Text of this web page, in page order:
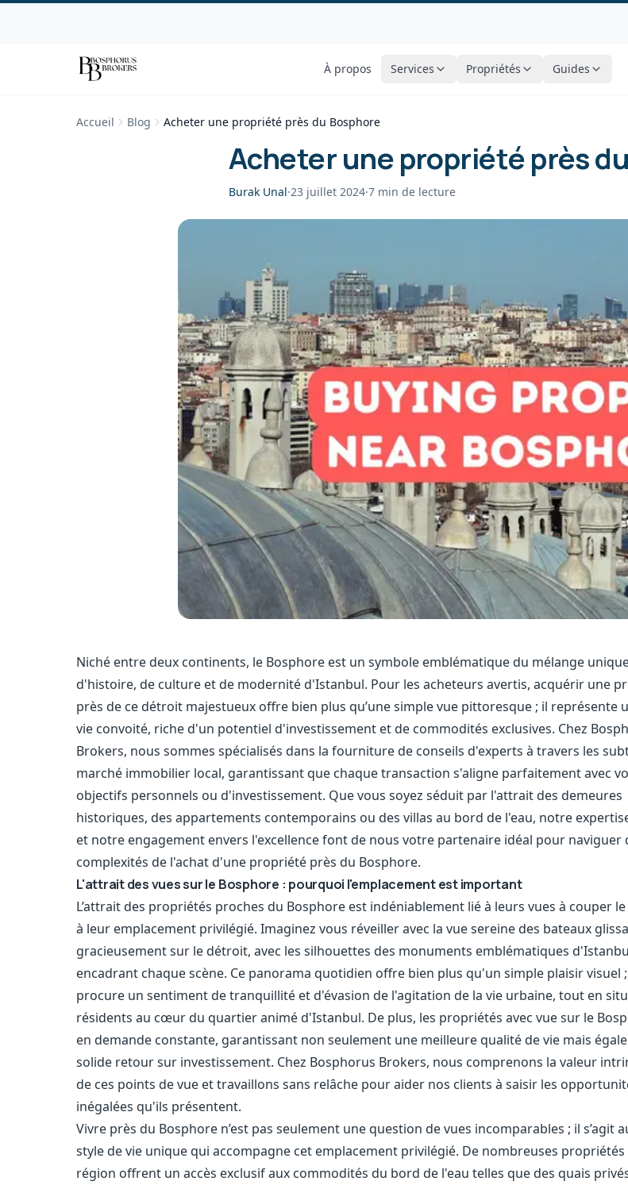
À propos Services Propriétés Guides
Accueil Blog Acheter une propriété près du Bosphore
Acheter une propriété près
Burak Unal·23 juillet 2024·7 min de lecture
Niché entre deux continents, le Bosphore est un symbole emblématique du mélange
d'histoire, de culture et de modernité d'Istanbul. Pour les acheteurs avertis, acquérir une
près de ce détroit majestueux offre bien plus qu’une simple vue pittoresque ; il représente
vie convoité, riche d'un potentiel d'investissement et de commodités exclusives. Chez
Brokers, nous sommes spécialisés dans la fourniture de conseils d'experts à travers les
marché immobilier local, garantissant que chaque transaction s'aligne parfaitement avec
objectifs personnels ou d'investissement. Que vous soyez séduit par l'attrait des demeures
historiques, des appartements contemporains ou des villas au bord de l'eau, notre
et notre engagement envers l'excellence font de nous votre partenaire idéal pour naviguer
complexités de l'achat d'une propriété près du Bosphore.
L'attrait des vues sur le Bosphore : pourquoi l'emplacement est important
L’attrait des propriétés proches du Bosphore est indéniablement lié à leurs vues à couper
à leur emplacement privilégié. Imaginez vous réveiller avec la vue sereine des bateaux
gracieusement sur le détroit, avec les silhouettes des monuments emblématiques
encadrant chaque scène. Ce panorama quotidien offre bien plus qu'un simple plaisir visuel
procure un sentiment de tranquillité et d'évasion de l'agitation de la vie urbaine, tout en
résidents au cœur du quartier animé d'Istanbul. De plus, les propriétés avec vue sur le
en demande constante, garantissant non seulement une meilleure qualité de vie mais
solide retour sur investissement. Chez Bosphorus Brokers, nous comprenons la valeur
de ces points de vue et travaillons sans relâche pour aider nos clients à saisir les
inégalées qu'ils présentent.
Vivre près du Bosphore n’est pas seulement une question de vues incomparables ; il s’agit
style de vie unique qui accompagne cet emplacement privilégié. De nombreuses
région offrent un accès exclusif aux commodités du bord de l'eau telles que des quais